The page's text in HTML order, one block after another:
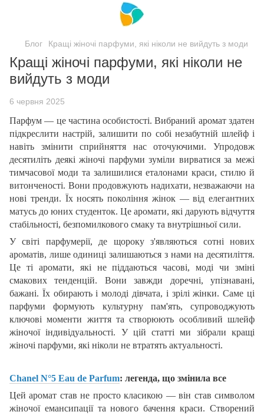
Блог Кращі жіночі парфуми, які ніколи не вийдуть з моди
Кращі жіночі парфуми, які ніколи не
вийдуть з моди
6 червня 2025
Парфум — це частина особистості. Вибраний аромат здатен
підкреслити настрій, залишити по собі незабутній шлейф і
навіть змінити сприйняття нас оточуючими. Упродовж
десятиліть деякі жіночі парфуми зуміли вирватися за межі
тимчасової моди та залишилися еталонами краси, стилю й
витонченості. Вони продовжують надихати, незважаючи на
нові тренди. Їх носять покоління жінок — від елегантних
матусь до юних студенток. Це аромати, які дарують відчуття
стабільності, безпомилкового смаку та внутрішньої сили.
У світі парфумерії, де щороку з'являються сотні нових
ароматів, лише одиниці залишаються з нами на десятиліття.
Це ті аромати, які не піддаються часові, моді чи зміні
смакових тенденцій. Вони завжди доречні, упізнавані,
бажані. Їх обирають і молоді дівчата, і зрілі жінки. Саме ці
парфуми формують культурну пам'ять, супроводжують
ключові моменти життя та створюють особливий шлейф
жіночої індивідуальності. У цій статті ми зібрали кращі
жіночі парфуми, які ніколи не втратять актуальності.
Chanel N°5 Eau de Parfum: легенда, що змінила все
Цей аромат став не просто класикою — він став символом
жіночої емансипації та нового бачення краси. Створений